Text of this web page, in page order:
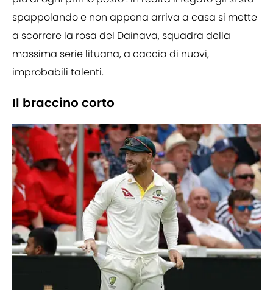
spappolando e non appena arriva a casa si mette
a scorrere la rosa del Dainava, squadra della
massima serie lituana, a caccia di nuovi,
improbabili talenti.
Il braccino corto